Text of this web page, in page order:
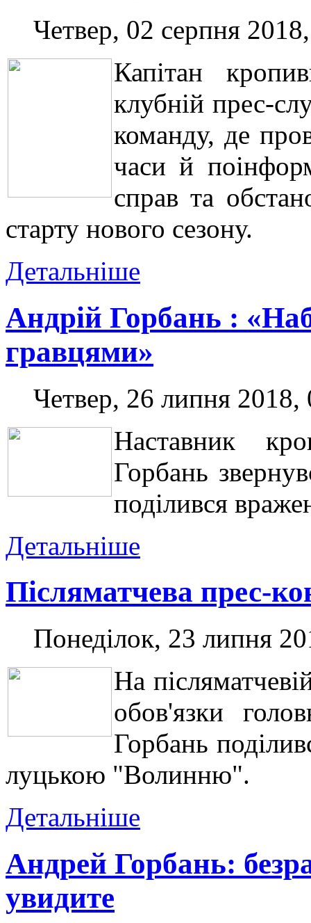
Четвер, 02 серпня
Капітан
клубній прес-
команду, де
часи й
справ та
старту нового сезону.
Детальніше
Андрій Горбань :
гравцями»
Четвер, 26 липня 2018,
Наставник
Горбань
поділився
Детальніше
Післяматчева прес-
Понеділок, 23 липня
На
обов'язки
Горбань
луцькою "Волинню".
Детальніше
Андрей Горбань:
увидите